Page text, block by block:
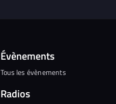
Évènements
Tous les évènements
Radios